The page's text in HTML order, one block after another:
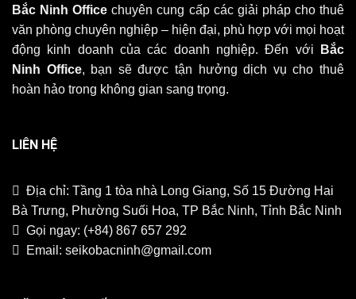
Bắc Ninh Office chuyên cung cấp các giải pháp cho thuê
văn phòng chuyên nghiệp – hiện đại, phù hợp với mọi hoạt
động kinh doanh của các doanh nghiệp. Đến với
Bắc
Ninh Office, bạn sẽ được tận hưởng dịch vụ cho thuê
hoàn hảo trong không gian sang trọng.
LIÊN HỆ
Địa chỉ: Tầng 1 tòa nhà Long Giang, Số 15 Đường Hai
Bà Trưng, Phường Suối Hoa, TP Bắc Ninh, Tỉnh Bắc Ninh
Gọi ngay: (+84) 867 657 292
Email: seikobacninh@gmail.com